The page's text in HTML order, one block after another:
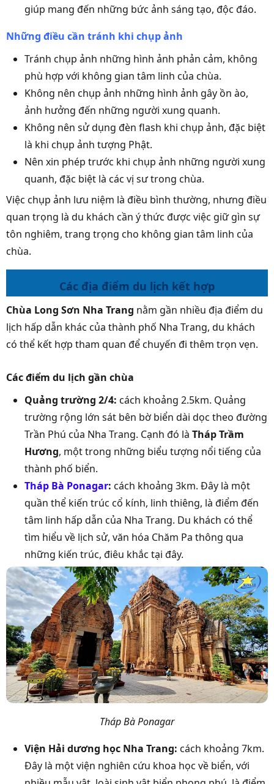
giúp mang đến những bức ảnh sáng tạo, độc đáo.
Những điều cần tránh khi chụp ảnh
Tránh chụp ảnh những hình ảnh phản cảm, không
phù hợp với không gian tâm linh của chùa.
Không nên chụp ảnh những hình ảnh gây ồn ào,
ảnh hưởng đến những người xung quanh.
Không nên sử dụng đèn flash khi chụp ảnh, đặc biệt
là khi chụp ảnh tượng Phật.
Nên xin phép trước khi chụp ảnh những người xung
quanh, đặc biệt là các vị sư trong chùa.
Việc chụp ảnh lưu niệm là điều bình thường, nhưng điều
quan trọng là du khách cần ý thức được việc giữ gìn sự
tôn nghiêm, trang trọng cho không gian tâm linh của
chùa.
Các địa điểm du lịch kết hợp
Chùa Long Sơn Nha Trang nằm gần nhiều địa điểm du
lịch hấp dẫn khác của thành phố Nha Trang, du khách
có thể kết hợp tham quan để chuyến đi thêm trọn vẹn.
Các điểm du lịch gần chùa
Quảng trường 2/4: cách khoảng 2.5km. Quảng
trường rộng lớn sát bên bờ biển dài dọc theo đường
Trần Phú của Nha Trang. Cạnh đó là Tháp Trầm
Hương, một trong những biểu tượng nổi tiếng của
thành phố biển.
Tháp Bà Ponagar: cách khoảng 3km. Đây là một
quần thể kiến trúc cổ kính, linh thiêng, là điểm đến
tâm linh hấp dẫn của Nha Trang. Du khách có thể
tìm hiểu về lịch sử, văn hóa Chăm Pa thông qua
những kiến trúc, điêu khắc tại đây.
Tháp Bà Ponagar
Viện Hải dương học Nha Trang: cách khoảng 7km.
Đây là một viện nghiên cứu khoa học về biển, với